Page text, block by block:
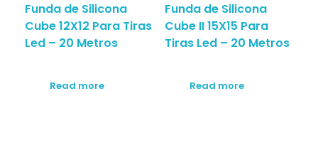
Funda de Silicona
Cube 12X12 Para Tiras
Led – 20 Metros
Read more
Funda de Silicona
Cube II 15X15 Para
Tiras Led – 20 Metros
Read more